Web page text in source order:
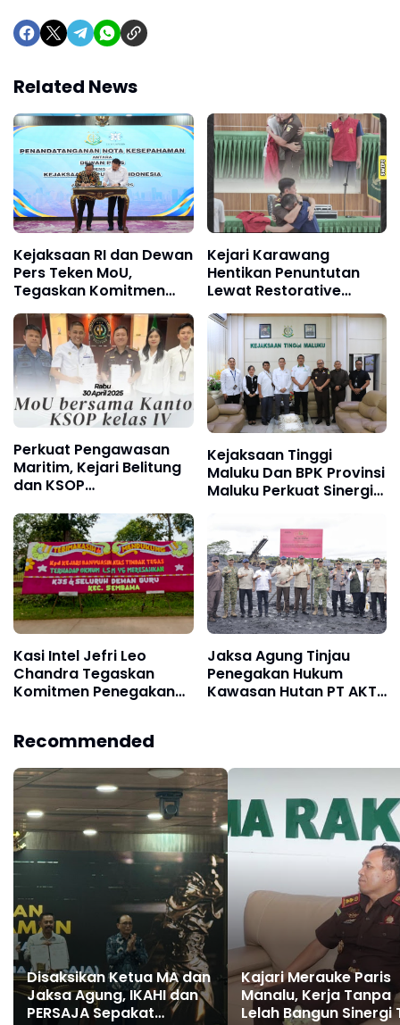
Related News
Kejaksaan RI dan Dewan
Pers Teken MoU,
Tegaskan Komitmen
Penegakan Hukum dan
Kemerdekaan Pers
Kejari Karawang
Hentikan Penuntutan
Lewat Restorative
Justice: Wujud Empati
dan Kemanusiaan
dalam Penegakan
Hukum
Perkuat Pengawasan
Maritim, Kejari Belitung
dan KSOP
MoU Penegakan Hukum
Kejaksaan Tinggi
Maluku Dan BPK Provinsi
Maluku Perkuat Sinergi
Kasi Intel Jefri Leo
Chandra Tegaskan
Komitmen Penegakan
Jaksa Agung Tinjau
Penegakan Hukum
Kawasan Hutan PT AKT
Recommended
Disaksikan Ketua MA dan
Jaksa Agung, IKAHI dan
PERSAJA Sepakat
Kajari Merauke Paris
Manalu, Kerja Tanpa
Lelah Bangun Sinergi